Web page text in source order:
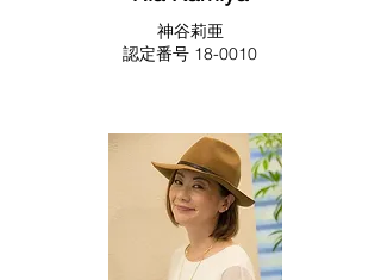
​神谷莉亜
​​認定番号 18-0010